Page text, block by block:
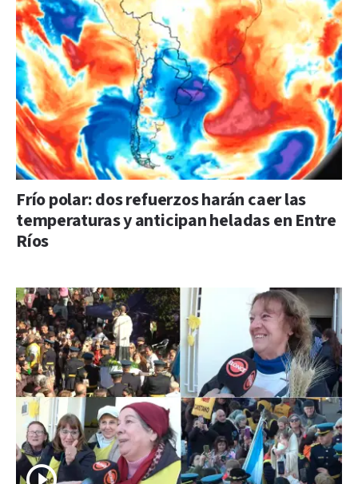
Frío polar: dos refuerzos harán caer las
temperaturas y anticipan heladas en Entre
Ríos